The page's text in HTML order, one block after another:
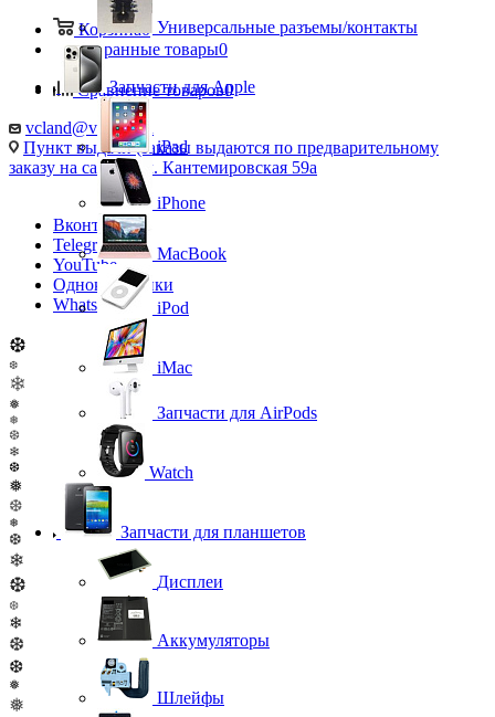
Корзина0
Избранные товары0
Сравнение товаров0
vcland@vcland.ru
Пункт выдачи (заказы выдаются по предварительному
заказу на сайте), ул. Кантемировская 59а
Вконтакте
Telegram
YouTube
Одноклассники
WhatsApp
❆
❆
❄
❅
❅
❆
❄
❆
❅
❆
❅
❆
❄
❆
❆
❄
❆
❆
❅
❅
Универсальные разъемы/контакты
Запчасти для Apple
iPad
iPhone
MacBook
iPod
iMac
Запчасти для AirPods
Watch
Запчасти для планшетов
Дисплеи
Аккумуляторы
Шлейфы